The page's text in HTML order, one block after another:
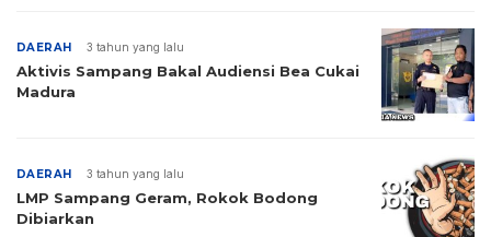
DAERAH 3 tahun yang lalu
Aktivis Sampang Bakal Audiensi Bea Cukai
Madura
DAERAH 3 tahun yang lalu
LMP Sampang Geram, Rokok Bodong
Dibiarkan